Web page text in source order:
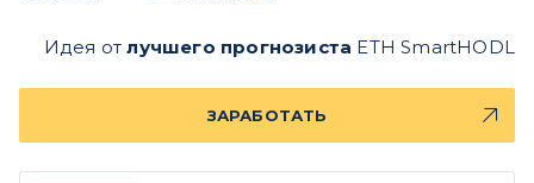
Идея отлучшего прогнозиста ETH SmartHODL
ЗАРАБОТАТЬ